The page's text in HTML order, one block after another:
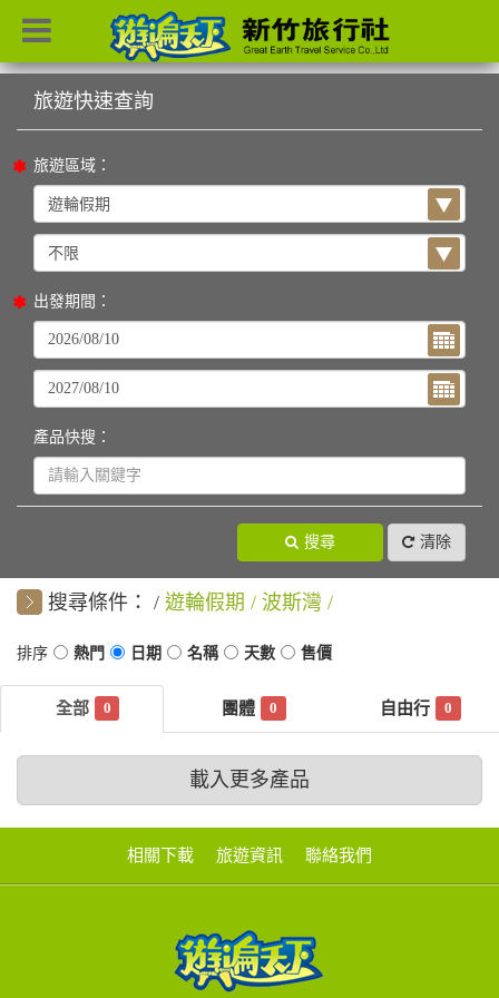
目前位置： 首頁 列表
旅遊區域：
出發期間：
產品快搜：
搜尋 清除
搜尋條件： 遊輪假期 波斯灣
0 0 0
載入更多產品
相關下載 旅遊資訊 聯絡我們